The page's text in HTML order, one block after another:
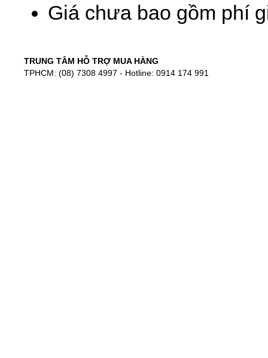
Giá chưa bao gồm phí
TRUNG TÂM HỖ TRỢ MUA HÀNG
TPHCM: (08) 7308 4997 - Hotline: 0914 174 991